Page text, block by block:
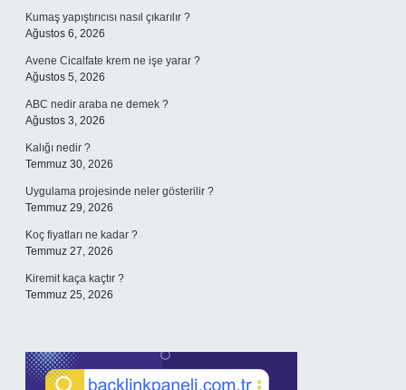
Kumaş yapıştırıcısı nasıl çıkarılır ?
Ağustos 6, 2026
Avene Cicalfate krem ne işe yarar ?
Ağustos 5, 2026
ABC nedir araba ne demek ?
Ağustos 3, 2026
Kalığı nedir ?
Temmuz 30, 2026
Uygulama projesinde neler gösterilir ?
Temmuz 29, 2026
Koç fiyatları ne kadar ?
Temmuz 27, 2026
Kiremit kaça kaçtır ?
Temmuz 25, 2026